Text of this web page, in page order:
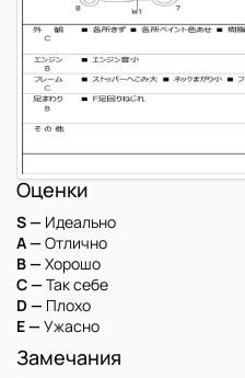
Оценки
S — Идеально
A — Отлично
B — Хорошо
C — Так себе
D — Плохо
E — Ужасно
Замечания